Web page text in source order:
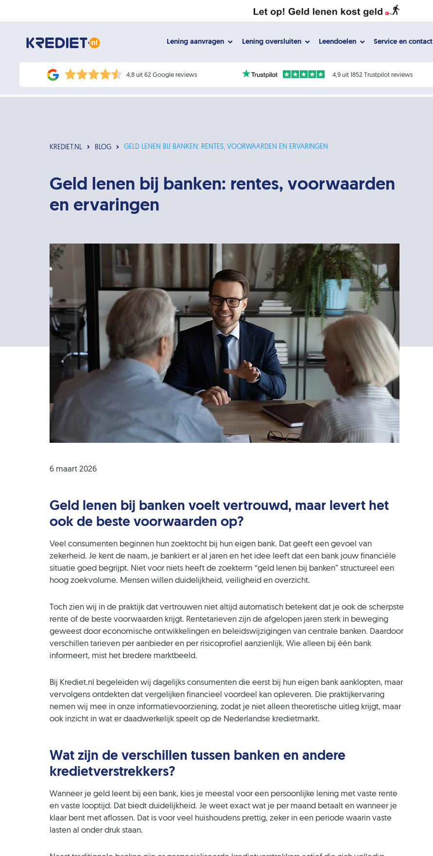
Lening aanvragen Lening oversluiten Leendoelen Service en contact
4,8 uit 62 Google reviews 4,9 uit 1852 Trustpilot reviews
KREDIET.NL BLOG GELD LENEN BIJ BANKEN: RENTES, VOORWAARDEN EN ERVARINGEN
Geld lenen bij banken: rentes, voorwaarden
en ervaringen
6 maart 2026
Geld lenen bij banken voelt vertrouwd, maar levert het
ook de beste voorwaarden op?
Veel consumenten beginnen hun zoektocht bij hun eigen bank. Dat geeft een gevoel van
zekerheid. Je kent de naam, je bankiert er al jaren en het idee leeft dat een bank jouw financiële
situatie goed begrijpt. Niet voor niets heeft de zoekterm “geld lenen bij banken” structureel een
hoog zoekvolume. Mensen willen duidelijkheid, veiligheid en overzicht.
Toch zien wij in de praktijk dat vertrouwen niet altijd automatisch betekent dat je ook de scherpste
rente of de beste voorwaarden krijgt. Rentetarieven zijn de afgelopen jaren sterk in beweging
geweest door economische ontwikkelingen en beleidswijzigingen van centrale banken. Daardoor
verschillen tarieven per aanbieder en per risicoprofiel aanzienlijk. Wie alleen bij één bank
informeert, mist het bredere marktbeeld.
Bij Krediet.nl begeleiden wij dagelijks consumenten die eerst bij hun eigen bank aanklopten, maar
vervolgens ontdekten dat vergelijken financieel voordeel kan opleveren. Die praktijkervaring
nemen wij mee in onze informatievoorziening, zodat je niet alleen theoretische uitleg krijgt, maar
ook inzicht in wat er daadwerkelijk speelt op de Nederlandse kredietmarkt.
Wat zijn de verschillen tussen banken en andere
kredietverstrekkers?
Wanneer je geld leent bij een bank, kies je meestal voor een persoonlijke lening met vaste rente
en vaste looptijd. Dat biedt duidelijkheid. Je weet exact wat je per maand betaalt en wanneer je
klaar bent met aflossen. Dat is voor veel huishoudens prettig, zeker in een periode waarin vaste
lasten al onder druk staan.